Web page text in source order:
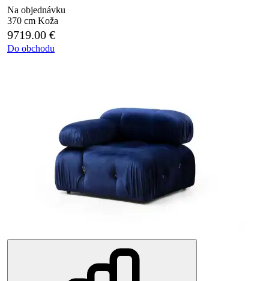
Na objednávku
370 cm Koža
9719.00 €
Do obchodu